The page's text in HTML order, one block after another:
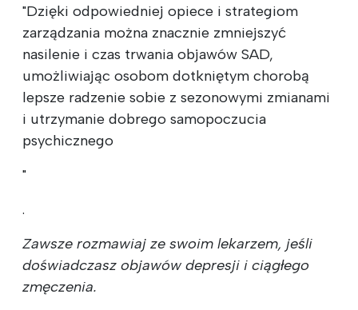
"Dzięki odpowiedniej opiece i strategiom
zarządzania można znacznie zmniejszyć
nasilenie i czas trwania objawów SAD,
umożliwiając osobom dotkniętym chorobą
lepsze radzenie sobie z sezonowymi zmianami
i utrzymanie dobrego samopoczucia
psychicznego
"
.
Zawsze rozmawiaj ze swoim lekarzem, jeśli
doświadczasz objawów depresji i ciągłego
zmęczenia.